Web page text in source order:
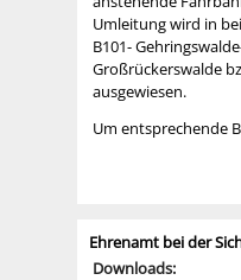
Umleitung wird in
B101-
Großrückerswalde
ausgewiesen.
Um entsprechende
Ehrenamt bei der
Downloads: